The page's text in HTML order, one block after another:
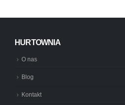
HURTOWNIA
O nas
Blog
Kontakt